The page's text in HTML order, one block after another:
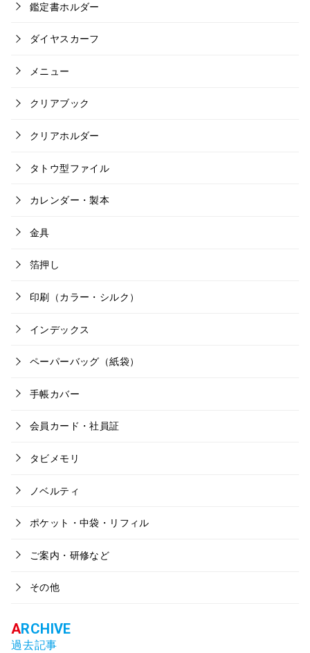
鑑定書ホルダー
ダイヤスカーフ
メニュー
クリアブック
クリアホルダー
タトウ型ファイル
カレンダー・製本
金具
箔押し
印刷（カラー・シルク）
インデックス
ペーパーバッグ（紙袋）
手帳カバー
会員カード・社員証
タビメモリ
ノベルティ
ポケット・中袋・リフィル
ご案内・研修など
その他
過去記事